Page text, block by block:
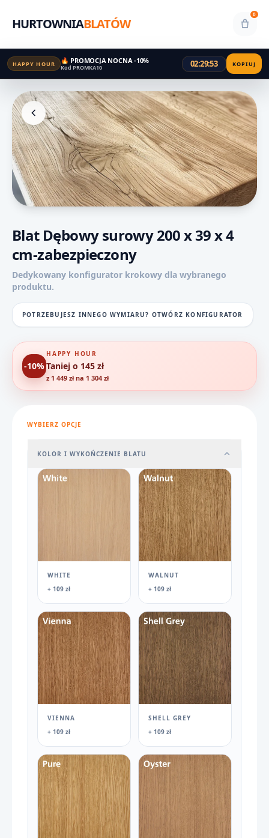
HURTOWNIABLATÓW
0
HAPPY HOUR 🔥 PROMOCJA NOCNA -10%
Kod PROMKA10 02:29:52 KOPIUJ
Blat Dębowy surowy 200 x 39 x 4
cm-zabezpieczony
Dedykowany konfigurator krokowy dla wybranego
produktu.
POTRZEBUJESZ INNEGO WYMIARU? OTWÓRZ KONFIGURATOR
-10%
HAPPY HOUR
Taniej o 145 zł
z 1 449 zł na 1 304 zł
WYBIERZ OPCJE
KOLOR I WYKOŃCZENIE BLATU
WHITE
+ 109 zł
WALNUT
+ 109 zł
VIENNA
+ 109 zł
SHELL GREY
+ 109 zł